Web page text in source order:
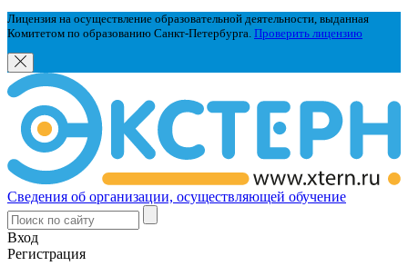
Лицензия на осуществление образовательной деятельности, выданная
Комитетом по образованию Санкт-Петербурга. Проверить лицензию
Сведения об организации, осуществляющей обучение
Вход
Регистрация